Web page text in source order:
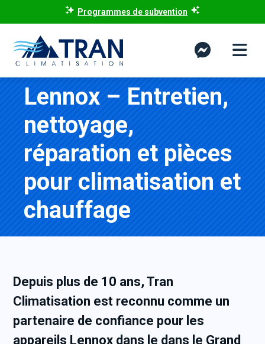
Programmes de subvention
Lennox – Entretien,
nettoyage,
réparation et pièces
pour climatisation et
chauffage
Depuis plus de 10 ans, Tran
Climatisation est reconnu comme un
partenaire de confiance pour les
appareils Lennox dans le dans le Grand